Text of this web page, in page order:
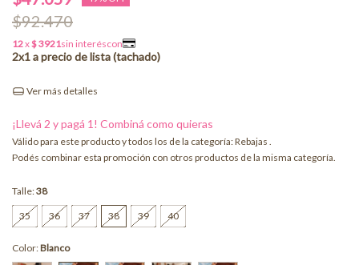
$92.470
Ver más detalles
¡Llevá 2 y pagá 1!
Válido para este producto y todos los de la categoría: Rebajas .
Podés combinar esta promoción con otros productos de la misma categoría.
Talle:38
35 36 37 38 39 40
Color:Blanco